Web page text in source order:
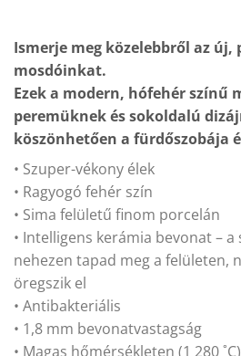
Ismerje meg közelebbről az
mosdóinkat.
Ezek a modern, hófehér színű
peremüknek és sokoldalú
köszönhetően a fürdőszobája
• Szuper-vékony élek
• Ragyogó fehér szín
• Sima felületű finom porcelán
• Intelligens kerámia bevonat – a
nehezen tapad meg a felületen,
öregszik el
• Antibakteriális
• 1,8 mm bevonatvastagság
• Magas hőmérsékleten (1 280